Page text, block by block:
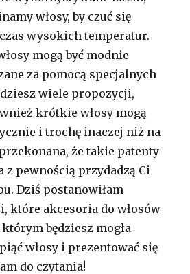
włosy, by czuć się
wysokich temperatur.
mogą być modnie
za pomocą specjalnych
wiele propozycji,
krótkie włosy mogą
i trochę inaczej niż na
że takie patenty
z pewnością przydadzą Ci
Dziś postanowiłam
które akcesoria do włosów
będziesz mogła
włosy i prezentować się
do czytania!